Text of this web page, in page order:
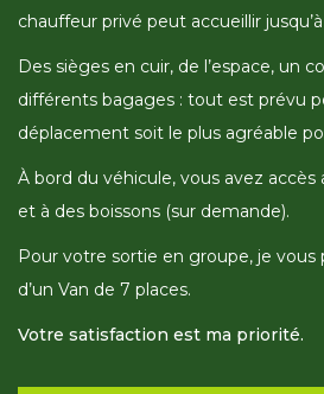
chauffeur privé peut accueillir
Des sièges en cuir, de l’espace, un
différents bagages : tout est prévu
déplacement soit le plus agréable
À bord du véhicule, vous avez accès
et à des boissons (sur demande).
Pour votre sortie en groupe, je vous
d’un Van de 7 places.
Votre satisfaction est ma priorité.